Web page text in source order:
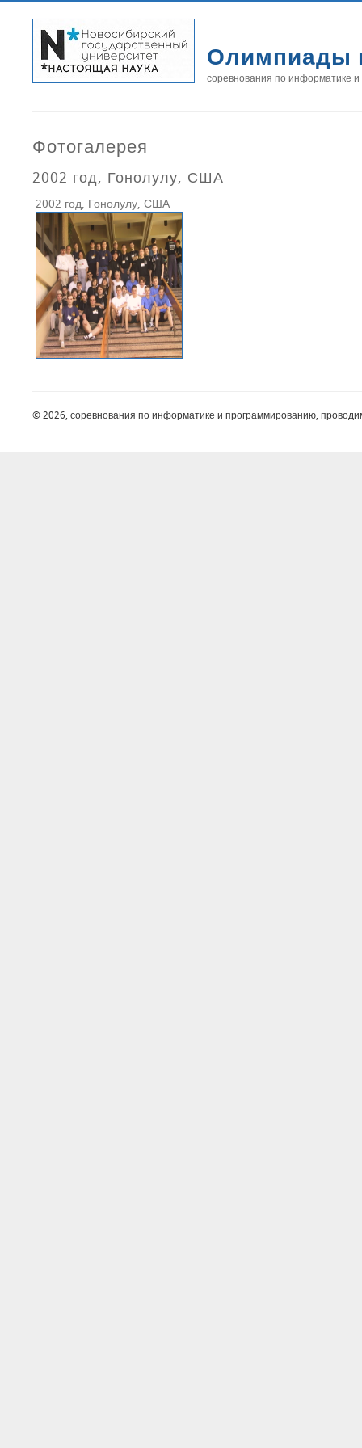
Олимпиады
соревнования по информатике
Фотогалерея
2002 год, Гонолулу, США
2002 год, Гонолулу, США
© 2026, соревнования по информатике и программированию,